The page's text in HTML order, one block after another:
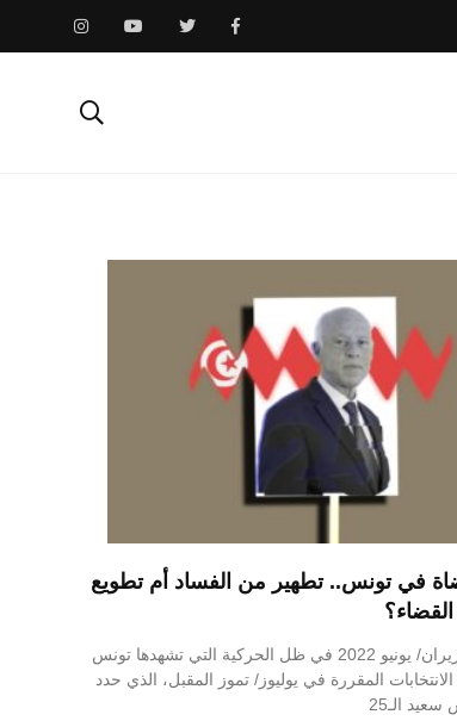
في تونس.. تطهير من الفساد أم تطويع
مدار: 08 حزيران/ يونيو 2022 في ظل الحركية التي تشهدها تونس
المقررة في يوليوز/ تموز المقبل، الذي حدد
الـ25